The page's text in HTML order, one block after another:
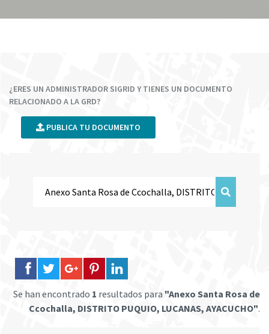
¿ERES UN ADMINISTRADOR SIGRID Y TIENES UN DOCUMENTO
RELACIONADO A LA GRD?
PUBLICA TU DOCUMENTO
Se han encontrado 1 resultados para "Anexo Santa Rosa de
Ccochalla, DISTRITO PUQUIO, LUCANAS, AYACUCHO".